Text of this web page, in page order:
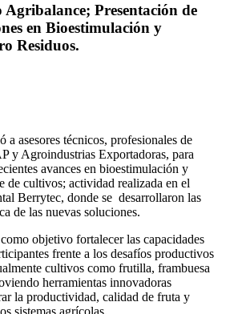
Agribalance; Presentación de
en Bioestimulación y
Residuos.
a asesores técnicos, profesionales de
y Agroindustrias Exportadoras, para
avances en bioestimulación y
de cultivos; actividad realizada en el
Berrytec, donde se desarrollaron las
de las nuevas soluciones.
objetivo fortalecer las capacidades
frente a los desafíos productivos
cultivos como frutilla, frambuesa
herramientas innovadoras
la productividad, calidad de fruta y